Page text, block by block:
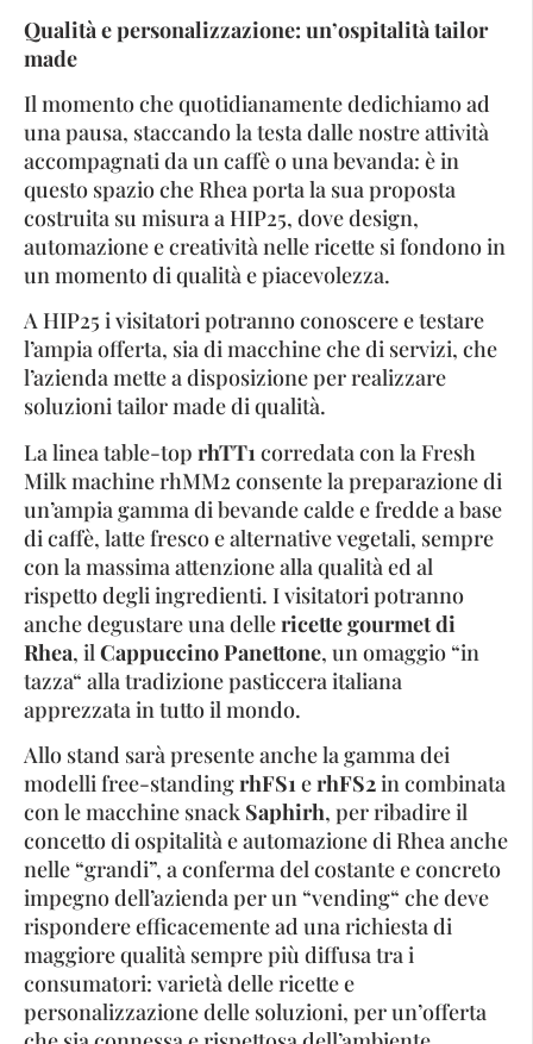
Qualità e personalizzazione: un’ospitalità tailor
made
Il momento che quotidianamente dedichiamo ad
una pausa, staccando la testa dalle nostre attività
accompagnati da un caffè o una bevanda: è in
questo spazio che Rhea porta la sua proposta
costruita su misura a HIP25, dove design,
automazione e creatività nelle ricette si fondono in
un momento di qualità e piacevolezza.
A HIP25 i visitatori potranno conoscere e testare
l’ampia offerta, sia di macchine che di servizi, che
l’azienda mette a disposizione per realizzare
soluzioni tailor made di qualità.
La linea table-top rhTT1corredata con la Fresh
Milk machine rhMM2 consente la preparazione di
un’ampia gamma di bevande calde e fredde a base
di caffè, latte fresco e alternative vegetali, sempre
con la massima attenzione alla qualità ed al
rispetto degli ingredienti. I visitatori potranno
anche degustare una dellericette gourmet di
Rhea, ilCappuccino Panettone, un omaggio “in
tazza“ alla tradizione pasticcera italiana
apprezzata in tutto il mondo.
Allo stand sarà presente anche la gamma dei
modelli free-standingrhFS1erhFS2in combinata
con le macchine snack Saphirh, per ribadire il
concetto di ospitalità e automazione di Rhea anche
nelle “grandi”, a conferma del costante e concreto
impegno dell’azienda per un “vending“ che deve
rispondere efficacemente ad una richiesta di
maggiore qualità sempre più diffusa tra i
consumatori: varietà delle ricette e
personalizzazione delle soluzioni, per un’offerta